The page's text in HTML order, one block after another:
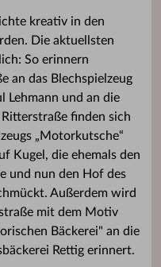
kreativ in den
Die aktuellsten
So erinnern
an das Blechspielzeug
Lehmann und an die
finden sich
„Motorkutsche“
Kugel, die ehemals den
und nun den Hof des
Außerdem wird
mit dem Motiv
Bäckerei" an die
Rettig erinnert.